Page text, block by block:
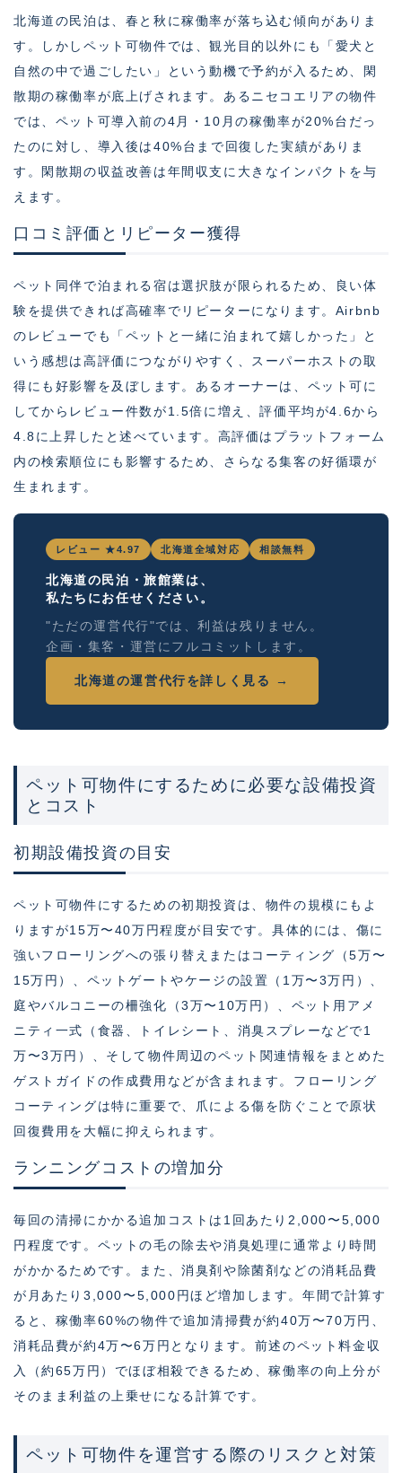
北海道の民泊は、春と秋に稼働率が落ち込む傾向がありま
す。しかしペット可物件では、観光目的以外にも「愛犬と
自然の中で過ごしたい」という動機で予約が入るため、閑
散期の稼働率が底上げされます。あるニセコエリアの物件
では、ペット可導入前の4月・10月の稼働率が20%台だっ
たのに対し、導入後は40%台まで回復した実績がありま
す。閑散期の収益改善は年間収支に大きなインパクトを与
えます。
口コミ評価とリピーター獲得
ペット同伴で泊まれる宿は選択肢が限られるため、良い体
験を提供できれば高確率でリピーターになります。Airbnb
のレビューでも「ペットと一緒に泊まれて嬉しかった」と
いう感想は高評価につながりやすく、スーパーホストの取
得にも好影響を及ぼします。あるオーナーは、ペット可に
してからレビュー件数が1.5倍に増え、評価平均が4.6から
4.8に上昇したと述べています。高評価はプラットフォーム
内の検索順位にも影響するため、さらなる集客の好循環が
生まれます。
レビュー ★4.97 北海道全域対応 相談無料
北海道の民泊・旅館業は、
私たちにお任せください。
"ただの運営代行"では、利益は残りません。
企画・集客・運営にフルコミットします。
北海道の運営代行を詳しく見る →
ペット可物件にするために必要な設備投資
とコスト
初期設備投資の目安
ペット可物件にするための初期投資は、物件の規模にもよ
りますが15万〜40万円程度が目安です。具体的には、傷に
強いフローリングへの張り替えまたはコーティング（5万〜
15万円）、ペットゲートやケージの設置（1万〜3万円）、
庭やバルコニーの柵強化（3万〜10万円）、ペット用アメ
ニティ一式（食器、トイレシート、消臭スプレーなどで1
万〜3万円）、そして物件周辺のペット関連情報をまとめた
ゲストガイドの作成費用などが含まれます。フローリング
コーティングは特に重要で、爪による傷を防ぐことで原状
回復費用を大幅に抑えられます。
ランニングコストの増加分
毎回の清掃にかかる追加コストは1回あたり2,000〜5,000
円程度です。ペットの毛の除去や消臭処理に通常より時間
がかかるためです。また、消臭剤や除菌剤などの消耗品費
が月あたり3,000〜5,000円ほど増加します。年間で計算す
ると、稼働率60%の物件で追加清掃費が約40万〜70万円、
消耗品費が約4万〜6万円となります。前述のペット料金収
入（約65万円）でほぼ相殺できるため、稼働率の向上分が
そのまま利益の上乗せになる計算です。
ペット可物件を運営する際のリスクと対策